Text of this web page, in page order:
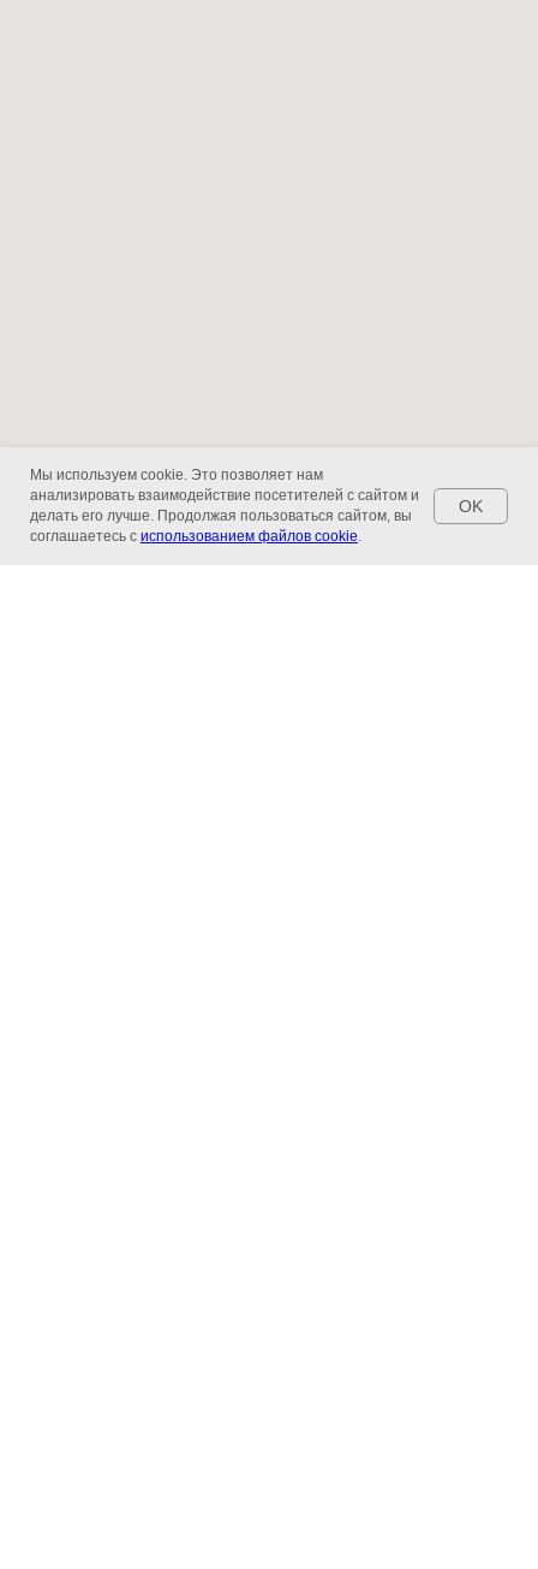
Мы используем cookie. Это позволяет нам
анализировать взаимодействие посетителей с сайтом и
делать его лучше. Продолжая пользоваться сайтом, вы
соглашаетесь с использованием файлов cookie.
OK